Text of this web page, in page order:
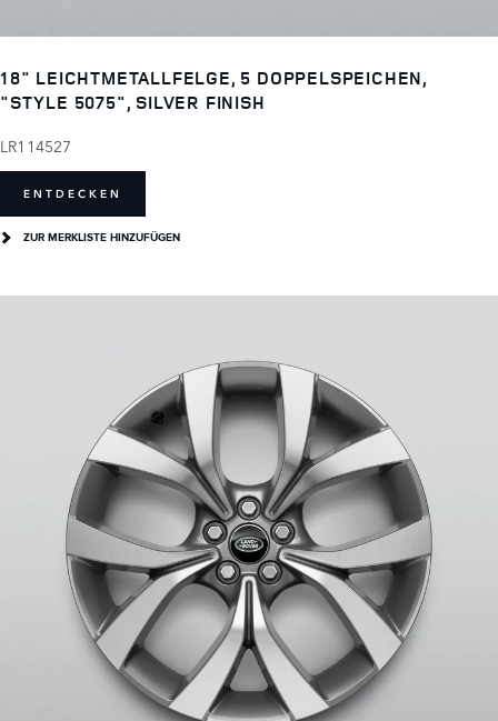
18" LEICHTMETALLFELGE, 5 DOPPELSPEICHEN,
"STYLE 5075", SILVER FINISH
LR114527
ENTDECKEN
ZUR MERKLISTE HINZUFÜGEN